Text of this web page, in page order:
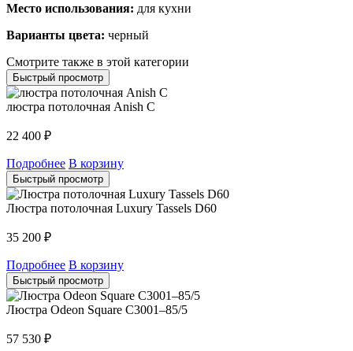
Место использования: для кухни
Варианты цвета: черный
Смотрите также в этой категории
Быстрый просмотр
люстра потолочная Anish С
22 400 ₽
Подробнее В корзину
Быстрый просмотр
Люстра потолочная Luxury Tassels D60
35 200 ₽
Подробнее В корзину
Быстрый просмотр
Люстра Odeon Square C3001–85/5
57 530 ₽